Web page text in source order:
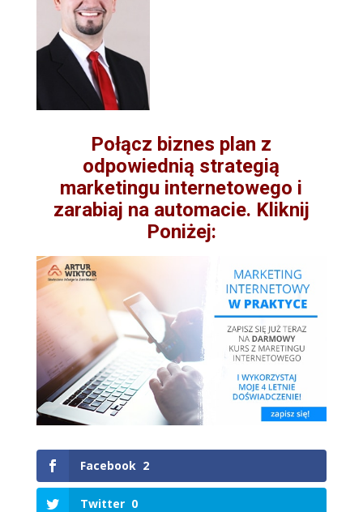
Połącz biznes plan z
odpowiednią strategią
marketingu internetowego i
zarabiaj na automacie. Kliknij
Poniżej:
Facebook 2
Twitter 0